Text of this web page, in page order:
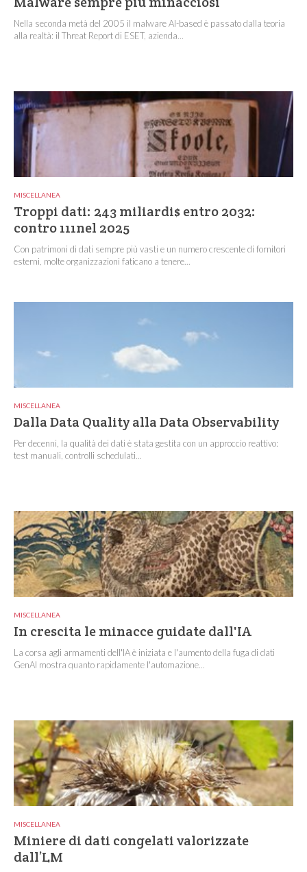
Nella seconda metà del 2005 il malware AI-based è passato dalla teoria
alla realtà: il Threat Report di ESET, azienda...
MISCELLANEA
Troppi dati: 243 miliardi$ entro 2032:
contro 111nel 2025
Con patrimoni di dati sempre più vasti e un numero crescente di fornitori
esterni, molte organizzazioni faticano a tenere...
MISCELLANEA
Dalla Data Quality alla Data Observability
Per decenni, la qualità dei dati è stata gestita con un approccio reattivo:
test manuali, controlli schedulati...
MISCELLANEA
In crescita le minacce guidate dall'IA
La corsa agli armamenti dell'IA è iniziata e l'aumento della fuga di dati
GenAI mostra quanto rapidamente l'automazione...
MISCELLANEA
Miniere di dati congelati valorizzate
dall’LM